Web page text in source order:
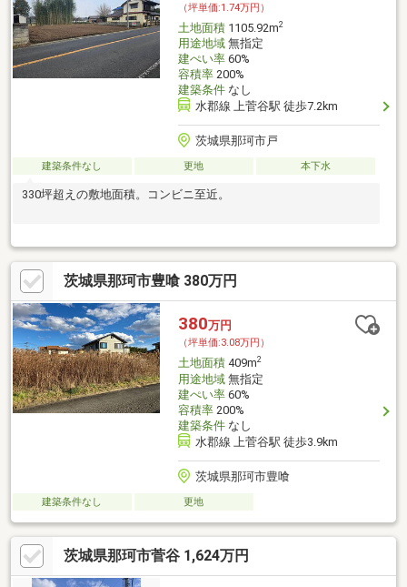
（坪単価:1.74万円）
土地面積1105.92m2
用途地域無指定
建ぺい率60%
容積率200%
建築条件なし
水郡線 上菅谷駅 徒歩7.2km
茨城県那珂市戸
建築条件なし 更地 本下水
330坪超えの敷地面積。コンビニ至近。
茨城県那珂市豊喰 380万円
380万円
（坪単価:3.08万円）
土地面積409m2
用途地域無指定
建ぺい率60%
容積率200%
建築条件なし
水郡線 上菅谷駅 徒歩3.9km
茨城県那珂市豊喰
建築条件なし 更地
茨城県那珂市菅谷 1,624万円